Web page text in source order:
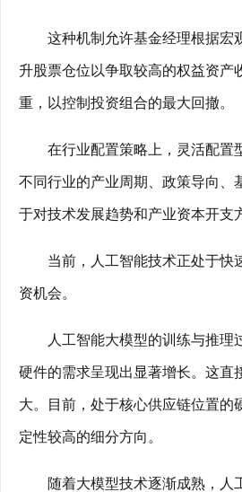
这种机制允许基金经理根据宏
升股票仓位以争取较高的权益资
重，以控制投资组合的最大回撤。
在行业配置策略上，灵活配置
不同行业的产业周期、政策导向、
于对技术发展趋势和产业资本开支
当前，人工智能技术正处于快
资机会。
人工智能大模型的训练与推
硬件的需求呈现出显著增长。这直
大。目前，处于核心供应链位置
定性较高的细分方向。
随着大模型技术逐渐成熟，